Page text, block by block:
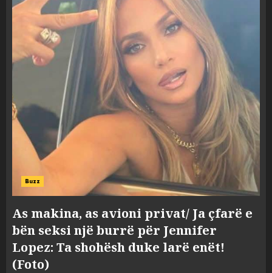
Buzz
As makina, as avioni privat/ Ja çfarë e
bën seksi një burrë për Jennifer
Lopez: Ta shohësh duke larë enët!
(Foto)